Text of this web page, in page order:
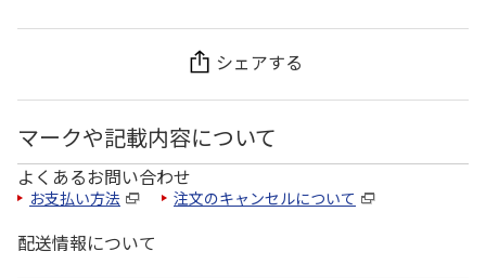
シェアする
マークや記載内容について
よくあるお問い合わせ
お支払い方法 注文のキャンセルについて
配送情報について